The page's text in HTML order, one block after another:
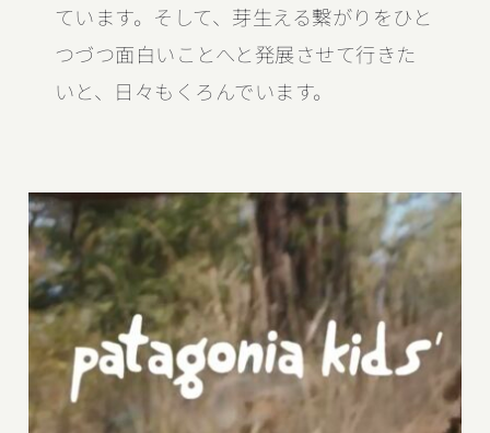
ています。そして、芽生える繋がりをひと
つづつ面白いことへと発展させて行きた
いと、日々もくろんでいます。
3/20 チャリティーイベントのご案内